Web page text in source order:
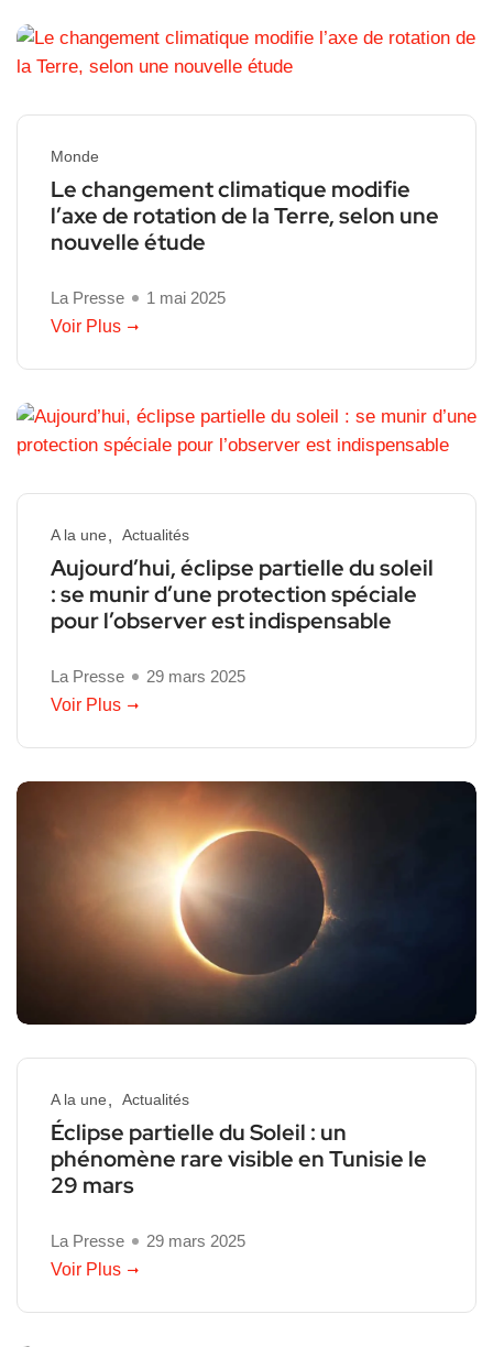
Monde
Le changement climatique modifie
l’axe de rotation de la Terre, selon une
nouvelle étude
La Presse
1 mai 2025
Voir Plus
A la une Actualités
Aujourd’hui, éclipse partielle du soleil
: se munir d’une protection spéciale
pour l’observer est indispensable
La Presse
29 mars 2025
Voir Plus
A la une Actualités
Éclipse partielle du Soleil : un
phénomène rare visible en Tunisie le
29 mars
La Presse
29 mars 2025
Voir Plus